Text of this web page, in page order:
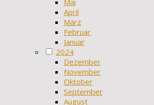
Mai
April
März
Februar
Januar
2024
Dezember
November
Oktober
September
August